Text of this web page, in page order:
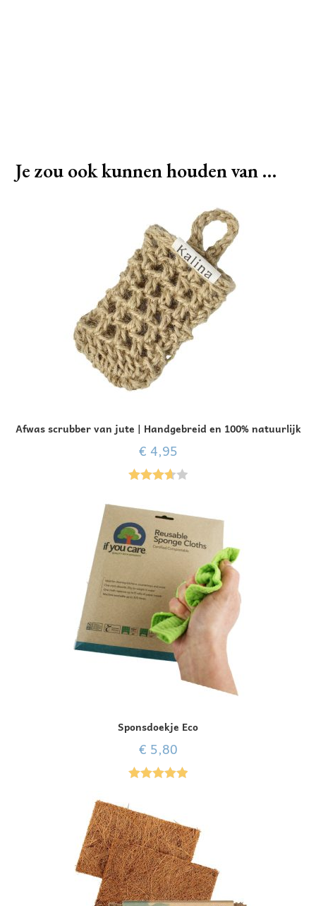
Je zou ook kunnen houden van …
Afwas scrubber van jute | Handgebreid en 100% natuurlijk
€ 4,95
eerd3.67
uit 5
Sponsdoekje Eco
€ 5,80